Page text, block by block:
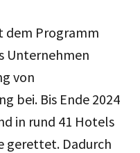
dem Programm
Unternehmen
von
bei. Bis Ende 2024
in rund 41 Hotels
gerettet. Dadurch